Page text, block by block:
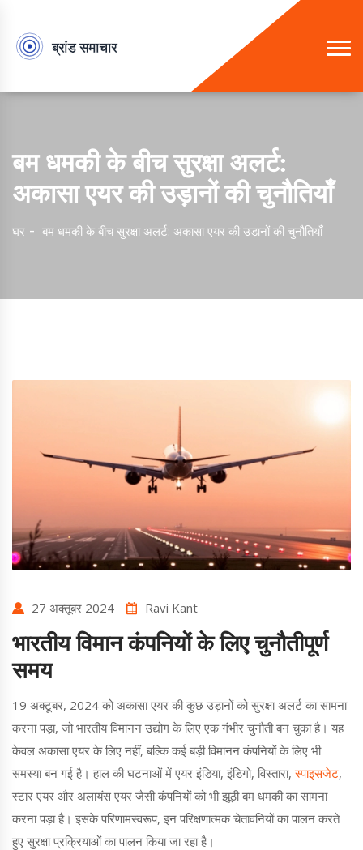
बम धमकी के बीच सुरक्षा अलर्ट:
अकासा एयर की उड़ानों की चुनौतियाँ
घर बम धमकी के बीच सुरक्षा अलर्ट: अकासा एयर की उड़ानों की चुनौतियाँ
27 अक्तूबर 2024 Ravi Kant
भारतीय विमान कंपनियों के लिए चुनौतीपूर्ण
समय
19 अक्टूबर, 2024 को अकासा एयर की कुछ उड़ानों को सुरक्षा अलर्ट का सामना
करना पड़ा, जो भारतीय विमानन उद्योग के लिए एक गंभीर चुनौती बन चुका है। यह
केवल अकासा एयर के लिए नहीं, बल्कि कई बड़ी विमानन कंपनियों के लिए भी
समस्या बन गई है। हाल की घटनाओं में एयर इंडिया, इंडिगो, विस्तारा,स्पाइसजेट,
स्टार एयर और अलायंस एयर जैसी कंपनियों को भी झूठी बम धमकी का सामना
करना पड़ा है। इसके परिणामस्वरूप, इन परिक्षणात्मक चेतावनियों का पालन करते
हुए सुरक्षा प्रक्रियाओं का पालन किया जा रहा है।